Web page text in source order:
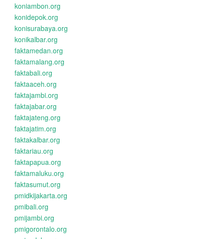
koniambon.org
konidepok.org
konisurabaya.org
konikalbar.org
faktamedan.org
faktamalang.org
faktabali.org
faktaaceh.org
faktajambi.org
faktajabar.org
faktajateng.org
faktajatim.org
faktakalbar.org
faktariau.org
faktapapua.org
faktamaluku.org
faktasumut.org
pmidkijakarta.org
pmibali.org
pmijambi.org
pmigorontalo.org